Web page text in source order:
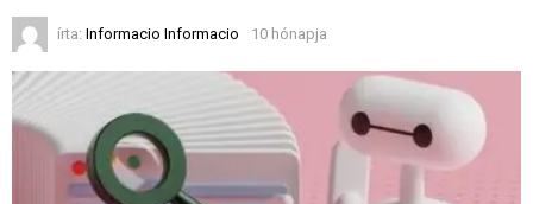
írta: Informacio Informacio 10 hónapja